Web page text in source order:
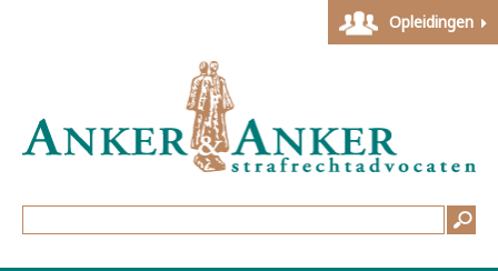
Opleidingen